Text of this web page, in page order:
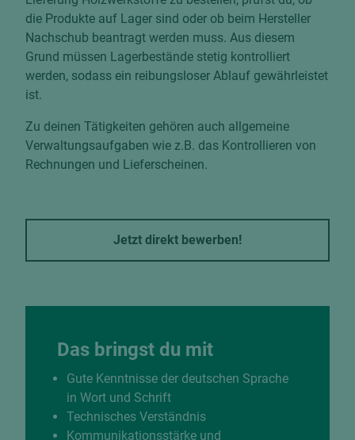
die Produkte auf Lager sind oder ob beim Hersteller
Nachschub beantragt werden muss. Aus diesem
Grund müssen Lagerbestände stetig kontrolliert
werden, sodass ein reibungsloser Ablauf gewährleistet
ist.
Zu deinen Tätigkeiten gehören auch allgemeine
Verwaltungsaufgaben wie z.B. das Kontrollieren von
Rechnungen und Lieferscheinen.
Jetzt direkt bewerben!
Das bringst du mit
Gute Kenntnisse der deutschen Sprache
in Wort und Schrift
Technisches Verständnis
Kommunikationsstärke und